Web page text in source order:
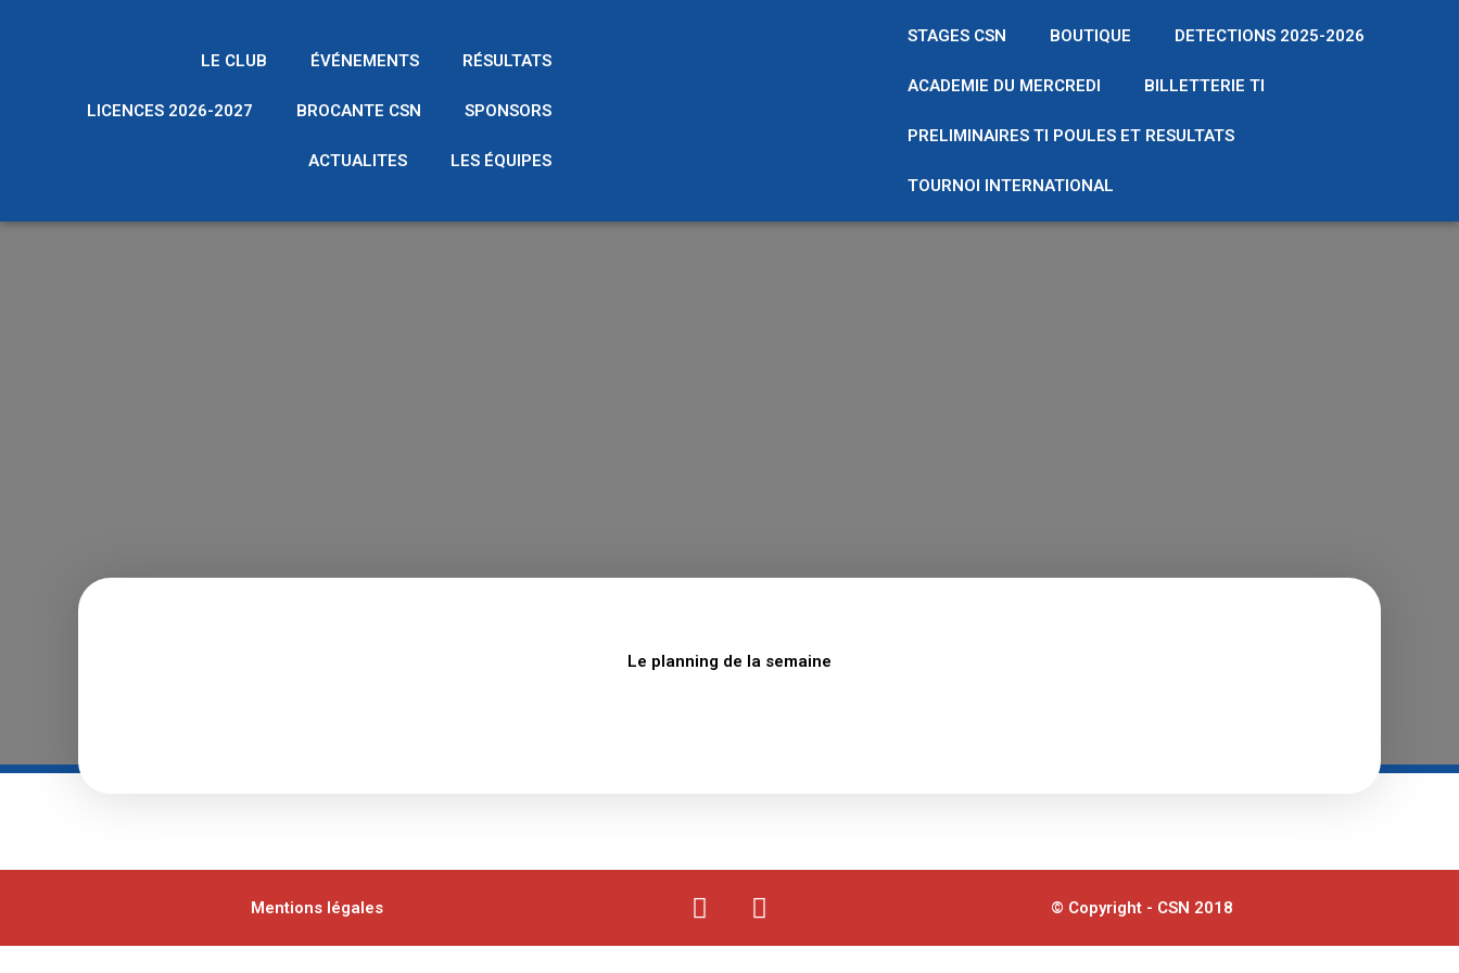
LE CLUB ÉVÉNEMENTS RÉSULTATS
LICENCES 2026-2027 BROCANTE CSN SPONSORS
ACTUALITES LES ÉQUIPES
STAGES CSN BOUTIQUE DETECTIONS 2025-2026
ACADEMIE DU MERCREDI BILLETTERIE TI
PRELIMINAIRES TI POULES ET RESULTATS
TOURNOI INTERNATIONAL
Le planning de la semaine
Mentions légales
F
a
c
Y
o
u
© Copyright - CSN 2018